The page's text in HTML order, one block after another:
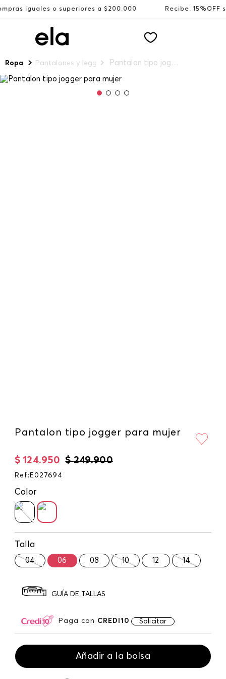
o superiores a $200.000 Recibe: 15%OFF
Ropa Pantalones y leggings Pantalon tipo jogger para mujer
Pantalon tipo jogger para mujer
$ 249.900
$ 124.950
Ref : E027694
Color
Talla
04 06 08 10 12 14
GUÍA DE TALLAS
Paga con CREDI10 Solicitar
Añadir a la bolsa